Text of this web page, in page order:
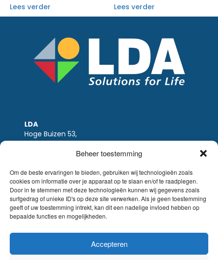
Beheer toestemming
Om de beste ervaringen te bieden, gebruiken wij technologieën zoals
cookies om informatie over je apparaat op te slaan en/of te raadplegen.
Door in te stemmen met deze technologieën kunnen wij gegevens zoals
surfgedrag of unieke ID's op deze site verwerken. Als je geen toestemming
geeft of uw toestemming intrekt, kan dit een nadelige invloed hebben op
bepaalde functies en mogelijkheden.
Accepteren
Lees verder Lees verder
LDA
Hoge Buizen 53,
1980 EPPEGEM
Tel +32 (0)2-266.13.13
BTW: BE0405.895.609
IBAN: KBC / BE51 7340 2410 9862
BIC: KBC / KREDBEBB
Wettelijke-disclaimer|Email disclaimer |
verkoopsvoorwaarden